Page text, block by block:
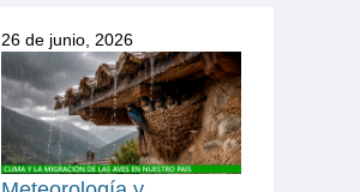
26 de junio, 2026